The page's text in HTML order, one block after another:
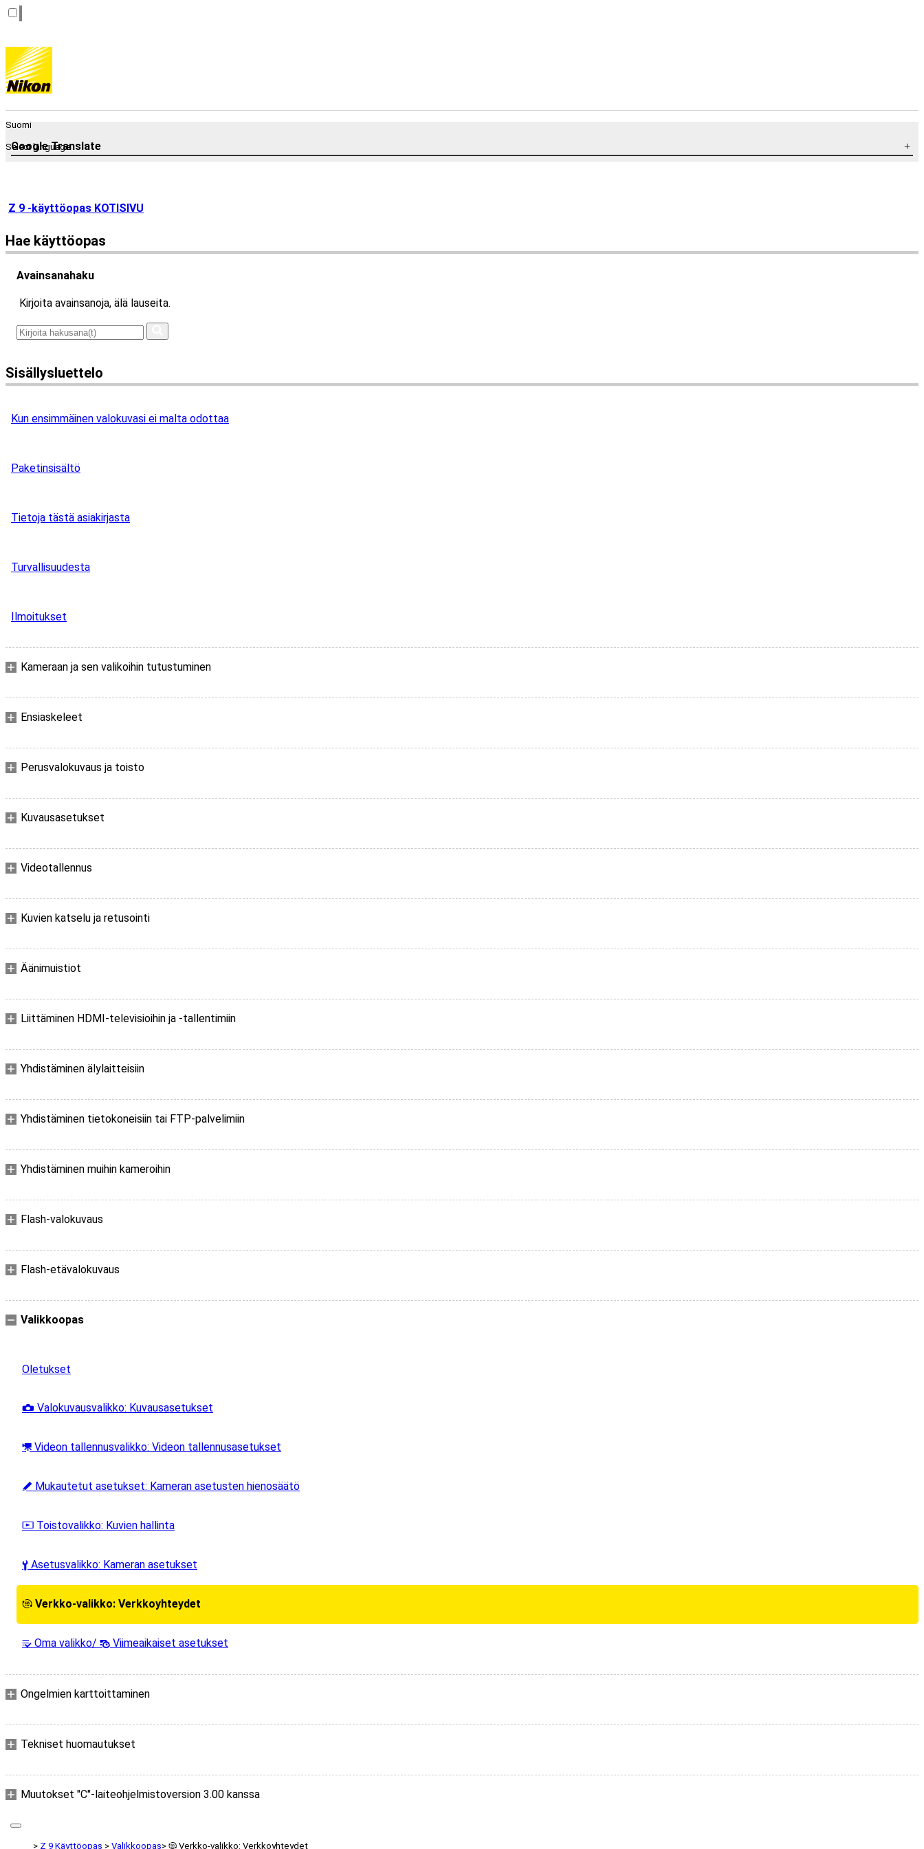
Suomi
Select language
Google Translate
Z 9 -käyttöopas KOTISIVU
Hae käyttöopas
Avainsanahaku
Kirjoita avainsanoja, älä lauseita.
Sisällysluettelo
Kun ensimmäinen valokuvasi ei malta odottaa
Paketinsisältö
Tietoja tästä asiakirjasta
Turvallisuudesta
Ilmoitukset
Kameraan ja sen valikoihin tutustuminen
Ensiaskeleet
Perusvalokuvaus ja toisto
Kuvausasetukset
Videotallennus
Kuvien katselu ja retusointi
Äänimuistiot
Liittäminen HDMI-televisioihin ja -tallentimiin
Yhdistäminen älylaitteisiin
Yhdistäminen tietokoneisiin tai FTP-palvelimiin
Yhdistäminen muihin kameroihin
Flash-valokuvaus
Flash-etävalokuvaus
Valikkoopas
Oletukset
C Valokuvausvalikko: Kuvausasetukset
1 Videon tallennusvalikko: Videon tallennusasetukset
A Mukautetut asetukset: Kameran asetusten hienosäätö
D Toistovalikko: Kuvien hallinta
B Asetusvalikko: Kameran asetukset
F Verkko-valikko: Verkkoyhteydet
O Oma valikko/ m Viimeaikaiset asetukset
Ongelmien karttoittaminen
Tekniset huomautukset
Muutokset "C"-laiteohjelmistoversion 3.00 kanssa
Z 9 Käyttöopas Valikkoopas F Verkko-valikko: Verkkoyhteydet